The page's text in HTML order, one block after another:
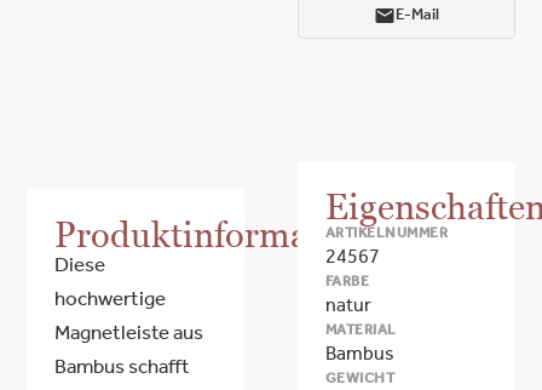
E-Mail
Produktinformationen
Diese
hochwertige
Magnetleiste aus
Bambus schafft
ARTIKELNUMMER
24567
FARBE
natur
MATERIAL
Bambus
GEWICHT